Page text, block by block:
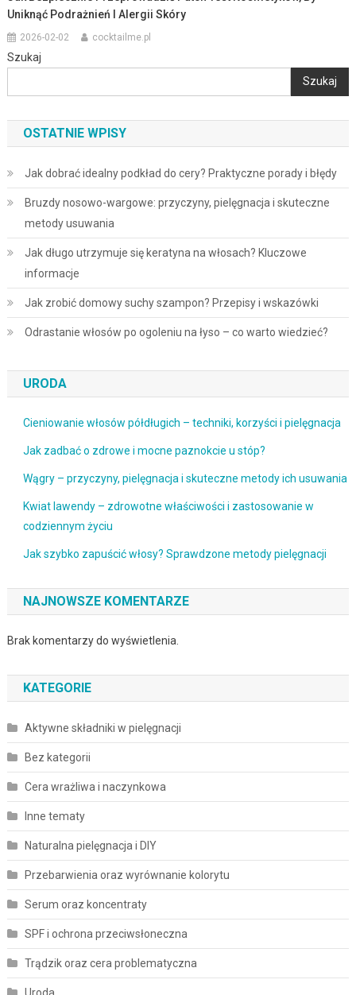
Uniknąć Podrażnień I Alergii Skóry
2026-02-02 cocktailme.pl
Szukaj
Szukaj
OSTATNIE WPISY
Jak dobrać idealny podkład do cery? Praktyczne porady i błędy
Bruzdy nosowo-wargowe: przyczyny, pielęgnacja i skuteczne
metody usuwania
Jak długo utrzymuje się keratyna na włosach? Kluczowe
informacje
Jak zrobić domowy suchy szampon? Przepisy i wskazówki
Odrastanie włosów po ogoleniu na łyso – co warto wiedzieć?
URODA
Cieniowanie włosów półdługich – techniki, korzyści i pielęgnacja
Jak zadbać o zdrowe i mocne paznokcie u stóp?
Wągry – przyczyny, pielęgnacja i skuteczne metody ich usuwania
Kwiat lawendy – zdrowotne właściwości i zastosowanie w
codziennym życiu
Jak szybko zapuścić włosy? Sprawdzone metody pielęgnacji
NAJNOWSZE KOMENTARZE
Brak komentarzy do wyświetlenia.
KATEGORIE
Aktywne składniki w pielęgnacji
Bez kategorii
Cera wrażliwa i naczynkowa
Inne tematy
Naturalna pielęgnacja i DIY
Przebarwienia oraz wyrównanie kolorytu
Serum oraz koncentraty
SPF i ochrona przeciwsłoneczna
Trądzik oraz cera problematyczna
Uroda